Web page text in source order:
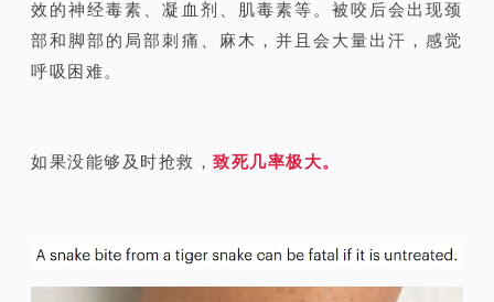
效的神经毒素、凝血剂、肌毒素等。被咬后会出现颈
部和脚部的局部刺痛、麻木，并且会大量出汗，感觉
呼吸困难。
如果没能够及时抢救， 致死几率极大。